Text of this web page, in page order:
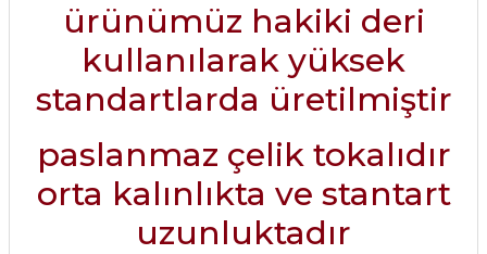
ürünümüz hakiki deri
kullanılarak yüksek
standartlarda üretilmiştir
paslanmaz çelik tokalıdır
orta kalınlıkta ve stantart
uzunluktadır